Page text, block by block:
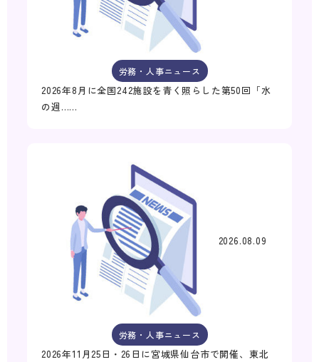
労務・人事ニュース
2026年8月に全国242施設を青く照らした第50回「水
の週……
2026.08.09
労務・人事ニュース
2026年11月25日・26日に宮城県仙台市で開催、東北